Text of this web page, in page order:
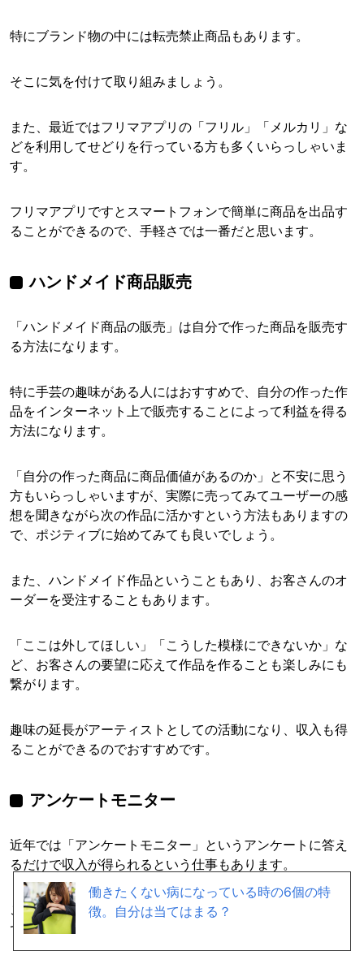
特にブランド物の中には転売禁止商品もあります。
そこに気を付けて取り組みましょう。
また、最近ではフリマアプリの「フリル」「メルカリ」な
どを利用してせどりを行っている方も多くいらっしゃいま
す。
フリマアプリですとスマートフォンで簡単に商品を出品す
ることができるので、手軽さでは一番だと思います。
ハンドメイド商品販売
「ハンドメイド商品の販売」は自分で作った商品を販売す
る方法になります。
特に手芸の趣味がある人にはおすすめで、自分の作った作
品をインターネット上で販売することによって利益を得る
方法になります。
「自分の作った商品に商品価値があるのか」と不安に思う
方もいらっしゃいますが、実際に売ってみてユーザーの感
想を聞きながら次の作品に活かすという方法もありますの
で、ポジティブに始めてみても良いでしょう。
また、ハンドメイド作品ということもあり、お客さんのオ
ーダーを受注することもあります。
「ここは外してほしい」「こうした模様にできないか」な
ど、お客さんの要望に応えて作品を作ることも楽しみにも
繋がります。
趣味の延長がアーティストとしての活動になり、収入も得
ることができるのでおすすめです。
アンケートモニター
近年では「アンケートモニター」というアンケートに答え
るだけで収入が得られるという仕事もあります。
こちらは主婦だけではく普段仕事をしている方も取り組ん
でいる人が多い副業になります。
働きたくない病になっている時の6個の特
徴。自分は当てはまる？